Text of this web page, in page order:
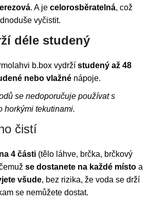
. A je celorosběratelná, což
vyčistit.
déle studený
b.box vydrží studený až 48
nebo vlažné nápoje.
se nedoporučuje používat s
horkými tekutinami.
čistí
4 části (tělo láhve, brčka, brčkový
se dostanete na každé místo a
všude, bez rizika, že voda se drží
se nemůžete dostat.